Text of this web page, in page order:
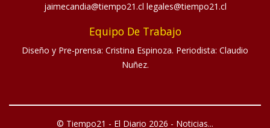
jaimecandia@tiempo21.cl legales@tiempo21.cl
Equipo De Trabajo
Diseño y Pre-prensa: Cristina Espinoza. Periodista: Claudio
Nuñez.
© Tiempo21 - El Diario 2026 - Noticias...